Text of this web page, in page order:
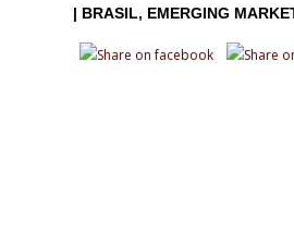
| BRASIL EMERGING